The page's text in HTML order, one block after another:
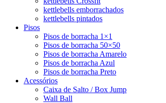
kettlebells emborrachados
kettlebells pintados
Pisos
Pisos de borracha 1×1
Pisos de borracha 50×50
Pisos de borracha Amarelo
Pisos de borracha Azul
Pisos de borracha Preto
Acessórios
Caixa de Salto / Box Jump
Wall Ball